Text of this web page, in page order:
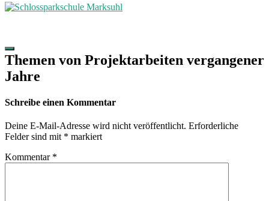
Themen von Projektarbeiten vergangener
Jahre
Schreibe einen Kommentar
Deine E-Mail-Adresse wird nicht veröffentlicht. Erforderliche
Felder sind mit * markiert
Kommentar *